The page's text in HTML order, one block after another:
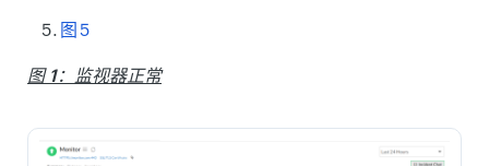
图 5
图 1：监视器正常